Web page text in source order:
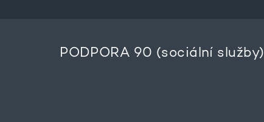
PODPORA 90 (sociální služby)